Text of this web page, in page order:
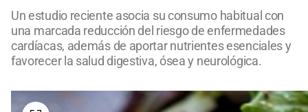
Un estudio reciente asocia su consumo habitual con
una marcada reducción del riesgo de enfermedades
cardíacas, además de aportar nutrientes esenciales y
favorecer la salud digestiva, ósea y neurológica.